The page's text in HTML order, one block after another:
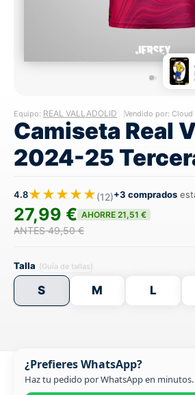
Equipo: REAL VALLADOLID Vendido por: Cloud
Camiseta Real
2024-25
4.8★★★★★(12)+3 comprados
27,99 € AHORRE 21,51 €
ANTES 49,50 €
Talla (Guía de tallas)
S M L
¿Prefieres WhatsApp?
Haz tu pedido por WhatsApp en minutos.